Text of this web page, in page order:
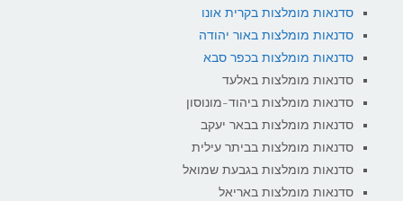
סדנאות מומלצות בקרית אונו
סדנאות מומלצות באור יהודה
סדנאות מומלצות בכפר סבא
סדנאות מומלצות באלעד
סדנאות מומלצות ביהוד-מונוסון
סדנאות מומלצות בבאר יעקב
סדנאות מומלצות בביתר עילית
סדנאות מומלצות בגבעת שמואל
סדנאות מומלצות באריאל